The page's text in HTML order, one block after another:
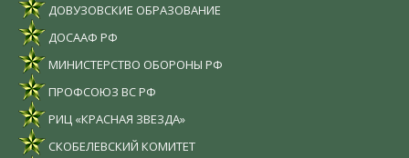
ДОВУЗОВСКИЕ ОБРАЗОВАНИЕ
ДОСААФ РФ
МИНИСТЕРСТВО ОБОРОНЫ РФ
ПРОФСОЮЗ ВС РФ
РИЦ «КРАСНАЯ ЗВЕЗДА»
СКОБЕЛЕВСКИЙ КОМИТЕТ